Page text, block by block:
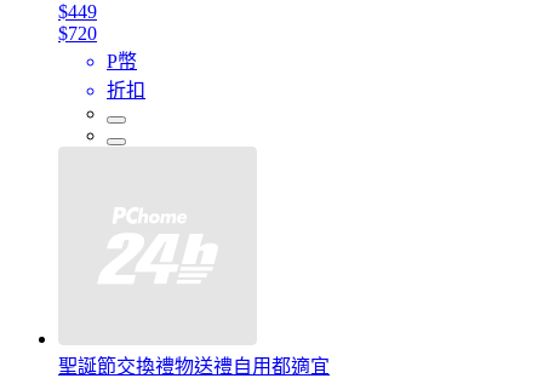
$449
$720
P幣
折扣
聖誕節交換禮物送禮自用都適宜